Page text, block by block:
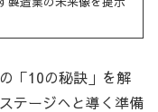
「10の秘訣」を解
テージへと導く準備